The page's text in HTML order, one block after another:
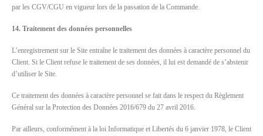
par les CGV/CGU en vigueur lors de la passation de la Commande.
14. Traitement des données personnelles
L’enregistrement sur le Site entraîne le traitement des données à caractère personnel du
Client. Si le Client refuse le traitement de ses données, il lui est demandé de s’abstenir
d’utiliser le Site.
Ce traitement des données à caractère personnel se fait dans le respect du Règlement
Général sur la Protection des Données 2016/679 du 27 avril 2016.
Par ailleurs, conformément à la loi Informatique et Libertés du 6 janvier 1978, le Client